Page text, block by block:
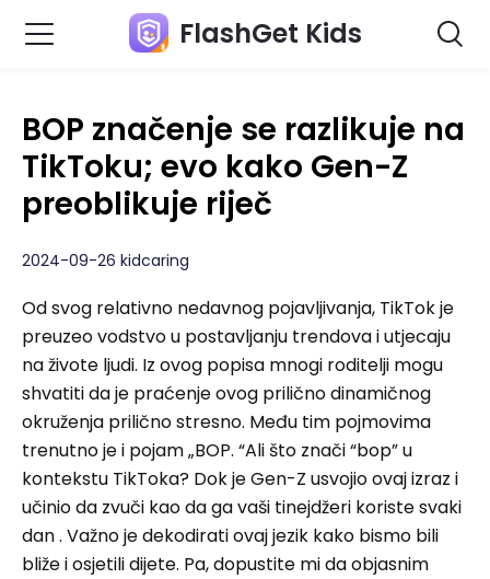
FlashGet Kids
BOP značenje se razlikuje na
TikToku; evo kako Gen-Z
preoblikuje riječ
2024-09-26 kidcaring
Od svog relativno nedavnog pojavljivanja, TikTok je
preuzeo vodstvo u postavljanju trendova i utjecaju
na živote ljudi. Iz ovog popisa mnogi roditelji mogu
shvatiti da je praćenje ovog prilično dinamičnog
okruženja prilično stresno. Među tim pojmovima
trenutno je i pojam „BOP. “Ali što znači “bop” u
kontekstu TikToka? Dok je Gen-Z usvojio ovaj izraz i
učinio da zvuči kao da ga vaši tinejdžeri koriste svaki
dan . Važno je dekodirati ovaj jezik kako bismo bili
bliže i osjetili dijete. Pa, dopustite mi da objasnim